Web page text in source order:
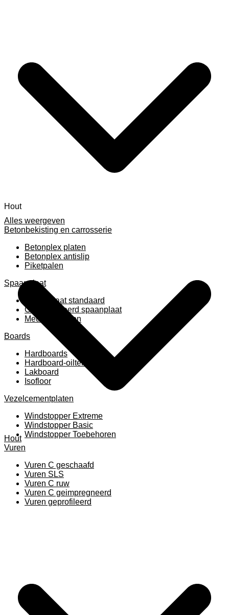
Alles weergeven
Betonbekisting en carrosserie
Betonplex platen
Betonplex antislip
Piketpalen
Spaanplaat
Spaanplaat standaard
Geplastificeerd spaanplaat
Meubelpanelen
Boards
Hardboards
Hardboard-oiltemperated
Lakboard
Isofloor
Vezelcementplaten
Windstopper Extreme
Windstopper Basic
Windstopper Toebehoren
Hout
Hout
Vuren
Vuren C geschaafd
Vuren SLS
Vuren C ruw
Vuren C geimpregneerd
Vuren geprofileerd